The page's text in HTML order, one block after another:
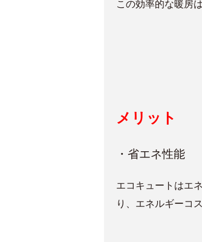
この効率的な暖房
メリット
・省エネ性能
エコキュートはエ
り、エネルギーコ